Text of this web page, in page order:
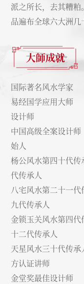
派之所长，去其糟
品遍布全球六大洲几
大師成就
国际著名风
易经国学应
设计师
中国高级全
始人
杨公风水第四
代传承人
八宅风水第二
九代传承人
金锁玉关风水
十二代传承人
天星风水三
方认证讲师
金堂奖最佳